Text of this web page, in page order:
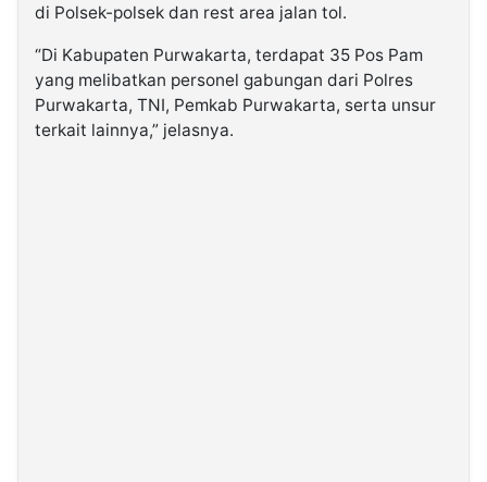
di Polsek-polsek dan rest area jalan tol.
“Di Kabupaten Purwakarta, terdapat 35 Pos Pam
yang melibatkan personel gabungan dari Polres
Purwakarta, TNI, Pemkab Purwakarta, serta unsur
terkait lainnya,” jelasnya.